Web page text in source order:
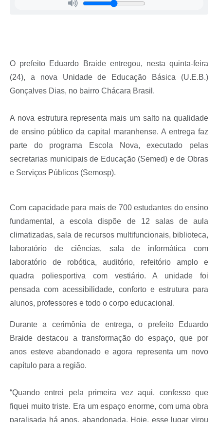
O prefeito Eduardo Braide entregou, nesta quinta-feira
(24), a nova Unidade de Educação Básica (U.E.B.)
Gonçalves Dias, no bairro Chácara Brasil.
A nova estrutura representa mais um salto na qualidade
de ensino público da capital maranhense. A entrega faz
parte do programa Escola Nova, executado pelas
secretarias municipais de Educação (Semed) e de Obras
e Serviços Públicos (Semosp).
Com capacidade para mais de 700 estudantes do ensino
fundamental, a escola dispõe de 12 salas de aula
climatizadas, sala de recursos multifuncionais, biblioteca,
laboratório de ciências, sala de informática com
laboratório de robótica, auditório, refeitório amplo e
quadra poliesportiva com vestiário. A unidade foi
pensada com acessibilidade, conforto e estrutura para
alunos, professores e todo o corpo educacional.
Durante a cerimônia de entrega, o prefeito Eduardo
Braide destacou a transformação do espaço, que por
anos esteve abandonado e agora representa um novo
capítulo para a região.
“Quando entrei pela primeira vez aqui, confesso que
fiquei muito triste. Era um espaço enorme, com uma obra
paralisada há anos, abandonada. Hoje, esse lugar virou